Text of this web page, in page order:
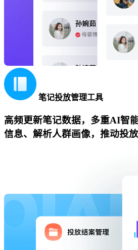
笔记投放管理工具
高频更新笔记数据，多重AI智
信息、解析人群画像，推动投放